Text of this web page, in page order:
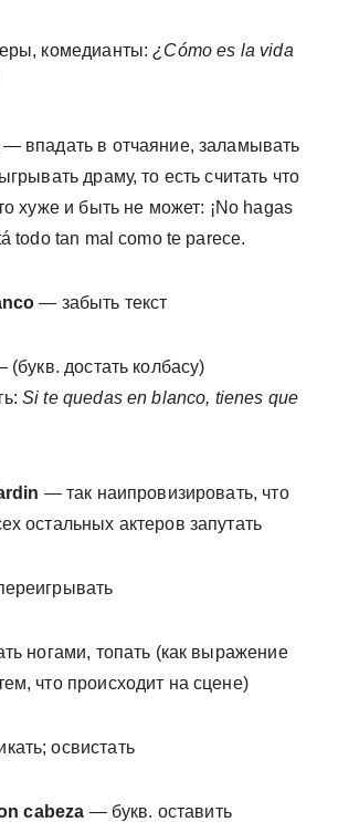
комедианты:¿Cómo es la vida
— впадать в отчаяние, заламывать
драму, то есть считать что
хуже и быть не может: ¡No hagas
todo tan mal como te parece.
— забыть текст
(букв. достать колбасу)
Si te quedas en blanco, tienes que
— так наипровизировать, что
остальных актеров запутать
ногами, топать (как выражение
что происходит на сцене)
освистать
cabeza — букв. оставить